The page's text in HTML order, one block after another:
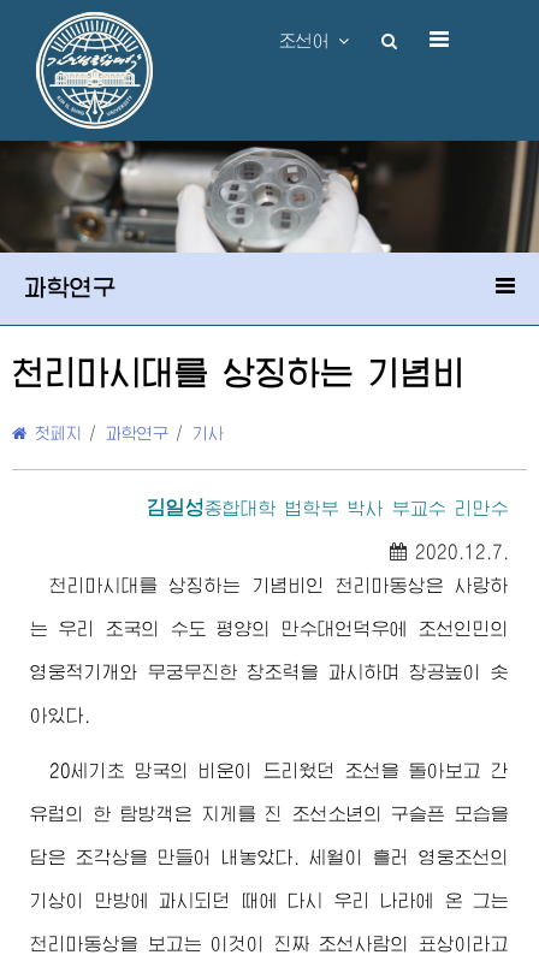
조선어
과학연구
천리마시대를 상징하는 기념비
첫페지 / 과학연구 / 기사
김일성종합대학 법학부 박사 부교수 리만수
2020.12.7.
천리마시대를 상징하는 기념비인 천리마동상은 사랑하
는 우리 조국의 수도 평양의 만수대언덕우에 조선인민의
영웅적기개와 무궁무진한 창조력을 과시하며 창공높이 솟
아있다.
20세기초 망국의 비운이 드리웠던 조선을 돌아보고 간
유럽의 한 탐방객은 지게를 진 조선소년의 구슬픈 모습을
담은 조각상을 만들어 내놓았다. 세월이 흘러 영웅조선의
기상이 만방에 과시되던 때에 다시 우리 나라에 온 그는
천리마동상을 보고는 이것이 진짜 조선사람의 표상이라고